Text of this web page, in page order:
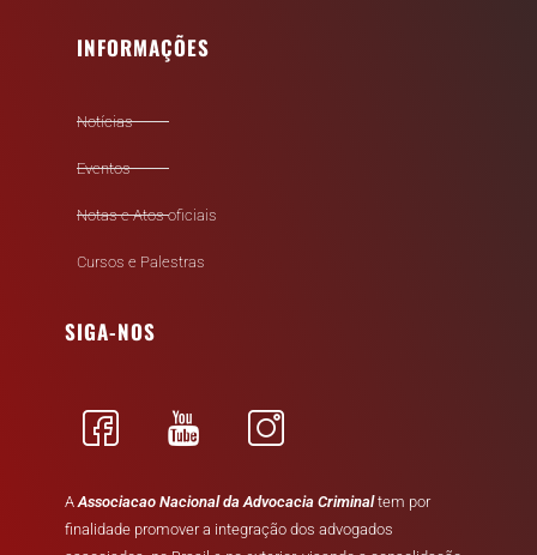
INFORMAÇÕES
Notícias
Eventos
Notas e Atos oficiais
Cursos e Palestras
SIGA-NOS
A Associacao Nacional da Advocacia Criminaltem por
finalidade promover a integração dos advogados